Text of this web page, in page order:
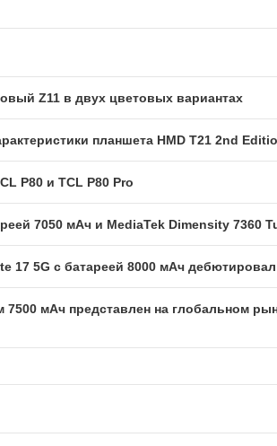
Z11 в двух цветовых вариантах
планшета HMD T21 2nd
P80 и TCL P80 Pro
7050 мАч и MediaTek Dimensity 7360
17 5G с батареей 8000 мАч
7500 мАч представлен на глобальном